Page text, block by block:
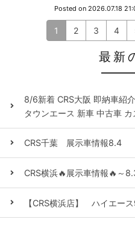
Posted on 2026.07.18
1 2 3 4
最新
8/6新着 CRS大阪 即納車紹
タウンエース 新車 中古車
CRS千葉 展示車情報8.4
CRS横浜🔥展示車情報🔥～
【CRS横浜店】 ハイエー